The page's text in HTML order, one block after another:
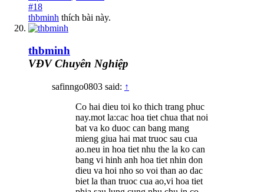
#18
thbminh thích bài này.
thbminh
VĐV Chuyên Nghiệp
safinngo0803 said: ↑
Co hai dieu toi ko thich trang phuc
nay.mot la:cac hoa tiet chua that noi
bat va ko duoc can bang mang
mieng giua hai mat truoc sau cua
ao.neu in hoa tiet nhu the la ko can
bang vi hinh anh hoa tiet nhin don
dieu va hoi nho so voi than ao dac
biet la than truoc cua ao,vi hoa tiet